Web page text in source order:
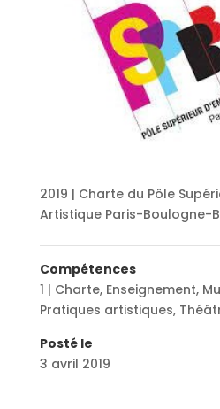
2019 | Charte du Pôle
Artistique Paris-Boulogne-
Compétences
1 | Charte, Enseignement,
Pratiques artistiques,
Posté le
3 avril 2019